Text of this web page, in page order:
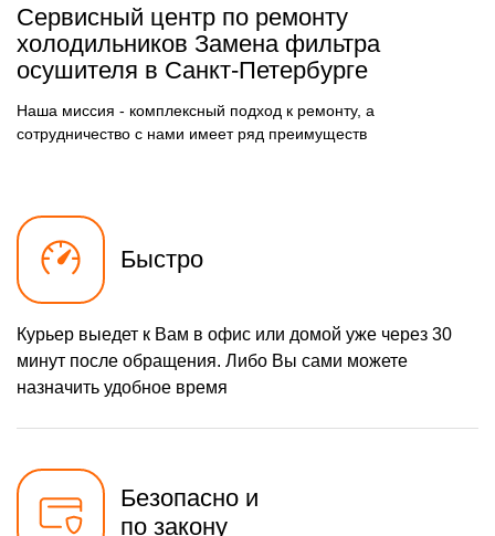
Замена фильтра
осушителя
500 р
Замена электросхемы
590 р
Замена нагревателя
оттайки
500 р
Сервисный центр по ремонту
холодильников Замена фильтра
осушителя в Санкт-Петербурге
Наша миссия - комплексный подход к ремонту, а
сотрудничество с нами имеет ряд преимуществ
Быстро
Курьер выедет к Вам в офис или домой уже через 30
минут после обращения. Либо Вы сами можете
назначить удобное время
Безопасно и
по закону